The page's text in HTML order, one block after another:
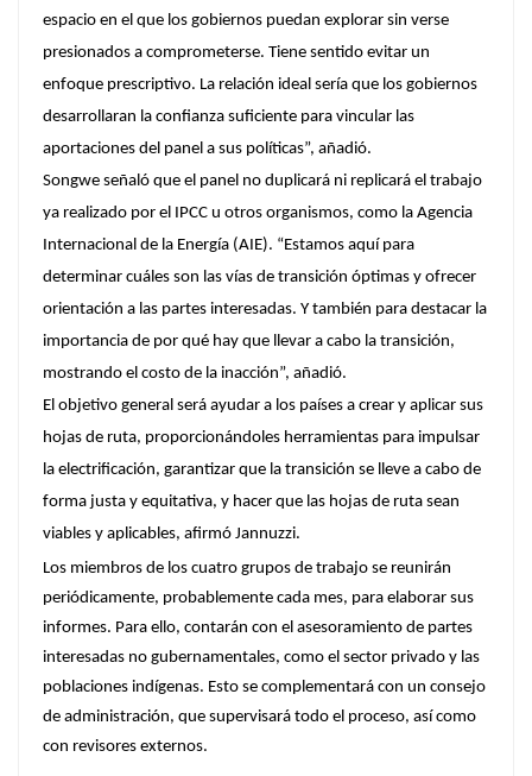
espacio en el que los gobiernos puedan explorar sin verse
presionados a comprometerse. Tiene sentido evitar un
enfoque prescriptivo. La relación ideal sería que los gobiernos
desarrollaran la confianza suficiente para vincular las
aportaciones del panel a sus políticas”, añadió.
Songwe señaló que el panel no duplicará ni replicará el trabajo
ya realizado por el IPCC u otros organismos, como la Agencia
Internacional de la Energía (AIE). “Estamos aquí para
determinar cuáles son las vías de transición óptimas y ofrecer
orientación a las partes interesadas. Y también para destacar la
importancia de por qué hay que llevar a cabo la transición,
mostrando el costo de la inacción”, añadió.
El objetivo general será ayudar a los países a crear y aplicar sus
hojas de ruta, proporcionándoles herramientas para impulsar
la electrificación, garantizar que la transición se lleve a cabo de
forma justa y equitativa, y hacer que las hojas de ruta sean
viables y aplicables, afirmó Jannuzzi.
Los miembros de los cuatro grupos de trabajo se reunirán
periódicamente, probablemente cada mes, para elaborar sus
informes. Para ello, contarán con el asesoramiento de partes
interesadas no gubernamentales, como el sector privado y las
poblaciones indígenas. Esto se complementará con un consejo
de administración, que supervisará todo el proceso, así como
con revisores externos.